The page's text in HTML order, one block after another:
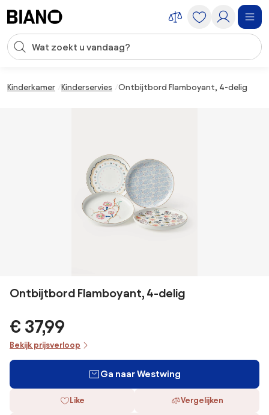
Zoekopdracht invoeren
Kinderkamer Kinderservies Ontbijtbord Flamboyant, 4-delig
Ontbijtbord Flamboyant, 4-delig
€ 37,99
Bekijk prijsverloop
Ga naar Westwing
Like Vergelijken